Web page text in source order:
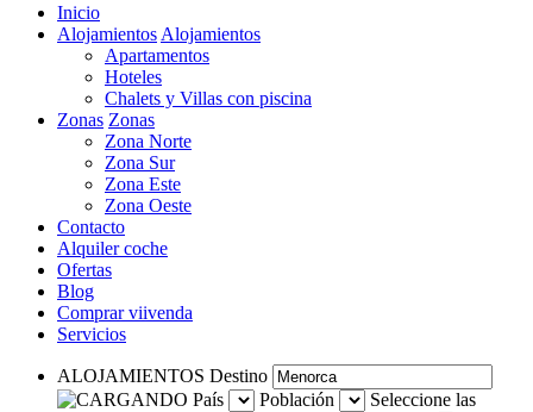
Inicio
Alojamientos Alojamientos
Apartamentos
Hoteles
Chalets y Villas con piscina
Zonas Zonas
Zona Norte
Zona Sur
Zona Este
Zona Oeste
Contacto
Alquiler coche
Ofertas
Blog
Comprar viivenda
Servicios
ALOJAMIENTOS Destino
País
Población
Seleccione las